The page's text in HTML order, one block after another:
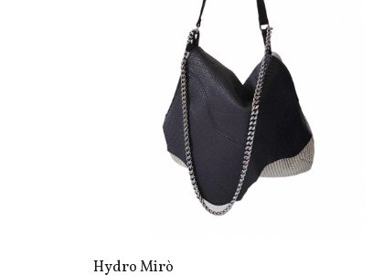
Hydro Mirò